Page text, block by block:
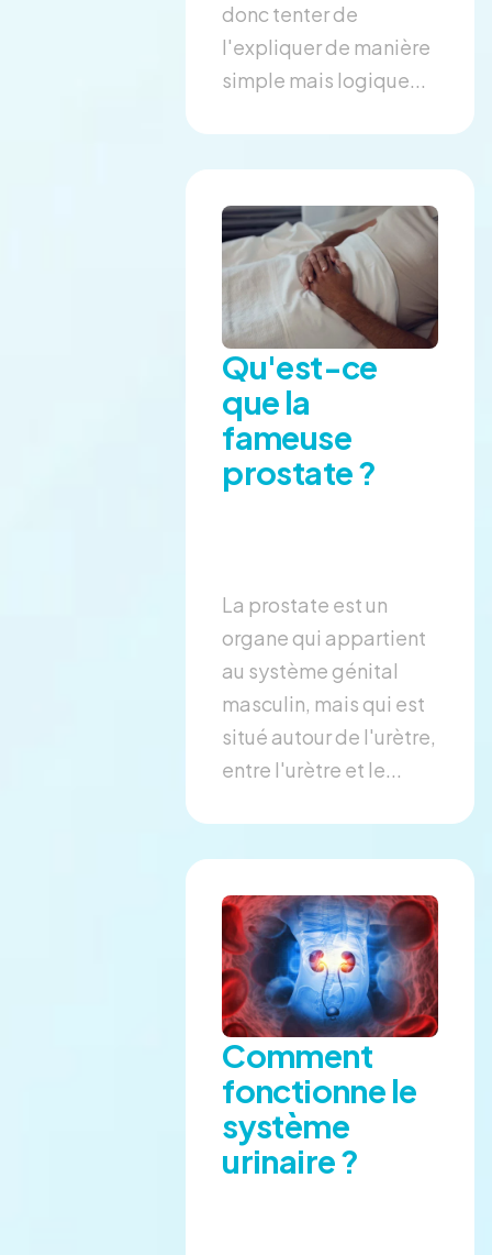
donc tenter de
l'expliquer de manière
simple mais logique...
Qu'est-ce
que la
fameuse
prostate ?
La prostate est un
organe qui appartient
au système génital
masculin, mais qui est
situé autour de l'urètre,
entre l'urètre et le...
Comment
fonctionne le
système
urinaire ?